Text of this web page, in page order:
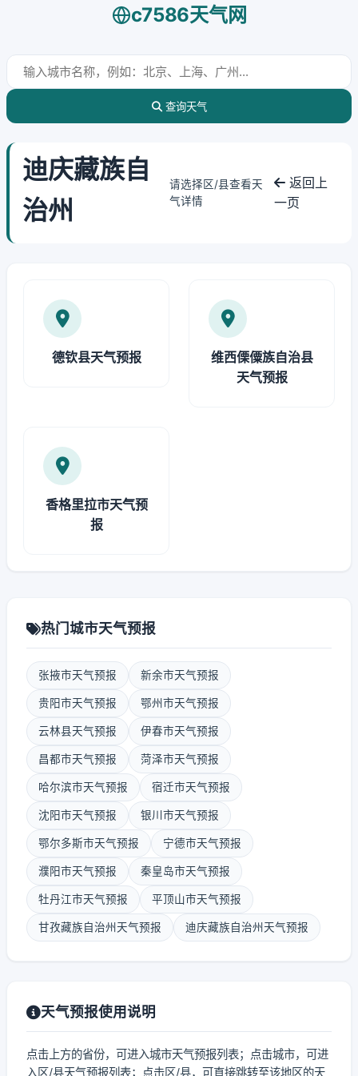
c7586天气网
查询天气
迪庆藏族自
治州
请选择区/县查看天
气详情
返回上
一页
德钦县天气预报
维西傈僳族自治县
天气预报
香格里拉市天气预
报
热门城市天气预报
张掖市天气预报 新余市天气预报
贵阳市天气预报 鄂州市天气预报
云林县天气预报 伊春市天气预报
昌都市天气预报 菏泽市天气预报
哈尔滨市天气预报 宿迁市天气预报
沈阳市天气预报 银川市天气预报
鄂尔多斯市天气预报 宁德市天气预报
濮阳市天气预报 秦皇岛市天气预报
牡丹江市天气预报 平顶山市天气预报
甘孜藏族自治州天气预报 迪庆藏族自治州天气预报
天气预报使用说明
点击上方的省份，可进入城市天气预报列表；点击城市，可进
入区/县天气预报列表；点击区/县，可直接跳转至该地区的天